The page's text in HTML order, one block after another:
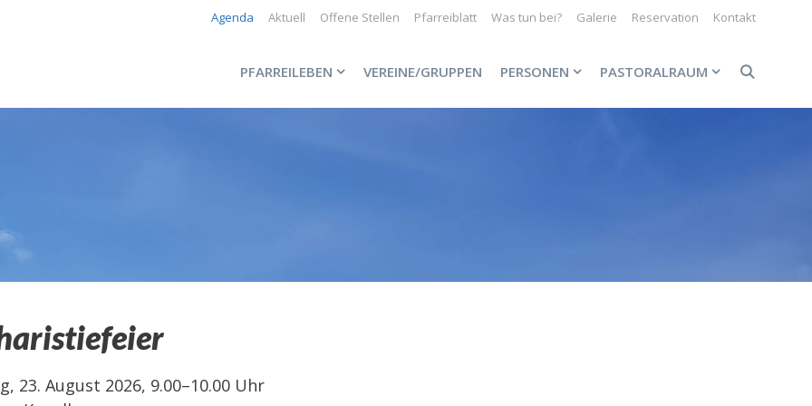
Agenda Aktuell Offene Stellen Pfarreiblatt Was tun bei? Galerie Reservation Kontakt
PFARREILEBEN VEREINE/GRUPPEN PERSONEN PASTORALRAUM
23. August 2026, 9.00–10.00 Uhr